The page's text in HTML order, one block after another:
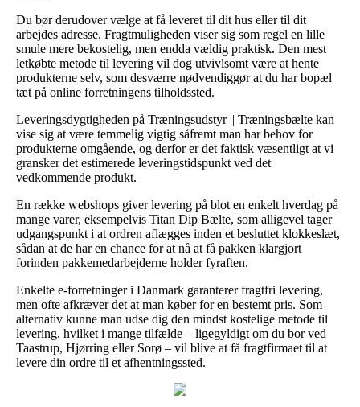
Du bør derudover vælge at få leveret til dit hus eller til dit
arbejdes adresse. Fragtmuligheden viser sig som regel en lille
smule mere bekostelig, men endda vældig praktisk. Den mest
letkøbte metode til levering vil dog utvivlsomt være at hente
produkterne selv, som desværre nødvendiggør at du har bopæl
tæt på online forretningens tilholdssted.
Leveringsdygtigheden på Træningsudstyr || Træningsbælte kan
vise sig at være temmelig vigtig såfremt man har behov for
produkterne omgående, og derfor er det faktisk væsentligt at vi
gransker det estimerede leveringstidspunkt ved det
vedkommende produkt.
En række webshops giver levering på blot en enkelt hverdag på
mange varer, eksempelvis Titan Dip Bælte, som alligevel tager
udgangspunkt i at ordren aflægges inden et besluttet klokkeslæt,
sådan at de har en chance for at nå at få pakken klargjort
forinden pakkemedarbejderne holder fyraften.
Enkelte e-forretninger i Danmark garanterer fragtfri levering,
men ofte afkræver det at man køber for en bestemt pris. Som
alternativ kunne man udse dig den mindst kostelige metode til
levering, hvilket i mange tilfælde – ligegyldigt om du bor ved
Taastrup, Hjørring eller Sorø – vil blive at få fragtfirmaet til at
levere din ordre til et afhentningssted.